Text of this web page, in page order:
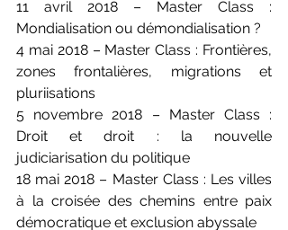
11 avril 2018 – Master Class :
Mondialisation ou démondialisation ?
4 mai 2018 – Master Class : Frontières,
zones frontalières, migrations et
pluriisations
5 novembre 2018 – Master Class :
Droit et droit : la nouvelle
judiciarisation du politique
18 mai 2018 – Master Class : Les villes
à la croisée des chemins entre paix
démocratique et exclusion abyssale